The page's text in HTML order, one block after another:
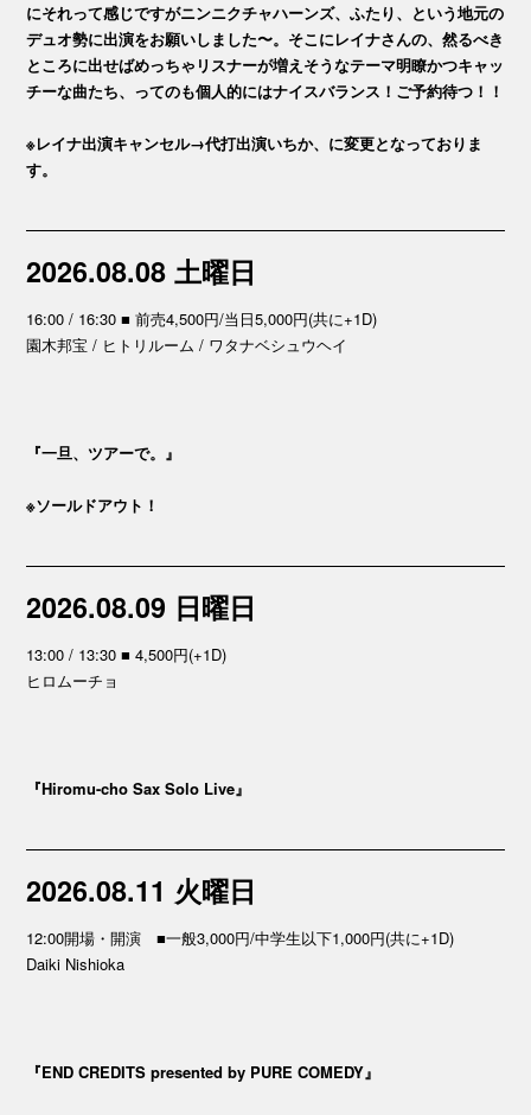
にそれって感じですがニンニクチャハーンズ、ふたり、という地元の
デュオ勢に出演をお願いしました〜。そこにレイナさんの、然るべき
ところに出せばめっちゃリスナーが増えそうなテーマ明瞭かつキャッ
チーな曲たち、ってのも個人的にはナイスバランス！ご予約待つ！！
※レイナ出演キャンセル→代打出演いちか、に変更となっておりま
す。
2026.08.08 土曜日
16:00 / 16:30 ■ 前売4,500円/当日5,000円(共に+1D)
園木邦宝 / ヒトリルーム / ワタナベシュウヘイ
『一旦、ツアーで。』
※ソールドアウト！
2026.08.09 日曜日
13:00 / 13:30 ■ 4,500円(+1D)
ヒロムーチョ
『Hiromu-cho Sax Solo Live』
2026.08.11 火曜日
12:00開場・開演 ■一般3,000円/中学生以下1,000円(共に+1D)
Daiki Nishioka
『END CREDITS presented by PURE COMEDY』